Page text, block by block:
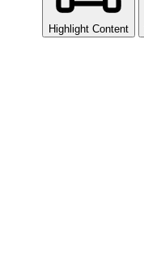
Highlight Content